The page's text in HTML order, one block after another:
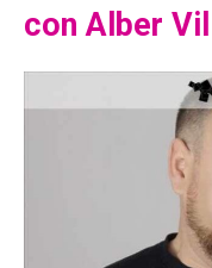
con Alber Vil